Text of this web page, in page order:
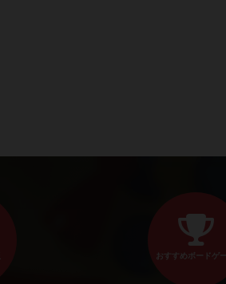
おすすめボードゲ